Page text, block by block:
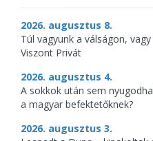
2026. augusztus 8.
Túl vagyunk a válságon,
Viszont Privát
2026. augusztus 4.
A sokkok után sem
a magyar befektetőknek?
2026. augusztus 3.